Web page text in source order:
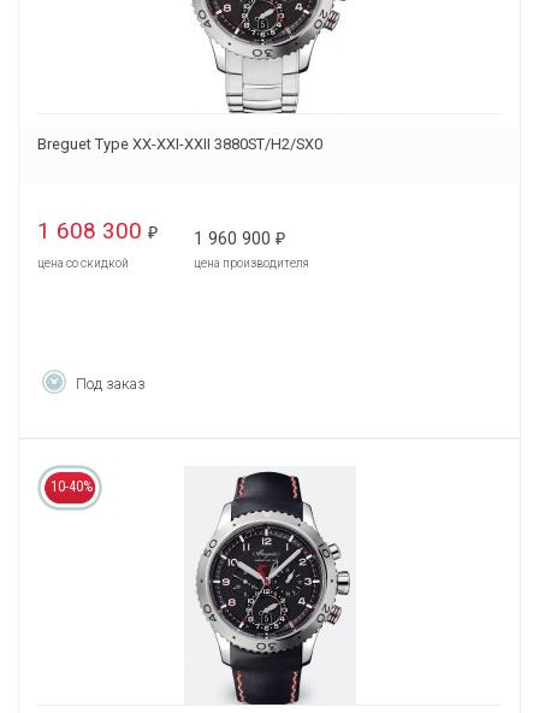
Breguet Type XX-XXI-XXII 3880ST/H2/SX0
1 608 300 ₽
цена со скидкой
1 960 900 ₽
цена производителя
Под заказ
10-40%